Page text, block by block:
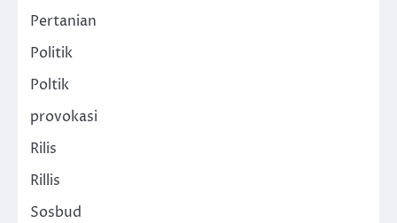
Pertanian
Politik
Poltik
provokasi
Rilis
Rillis
Sosbud